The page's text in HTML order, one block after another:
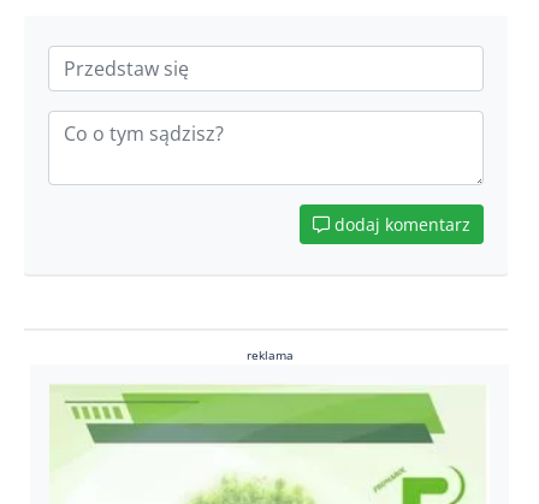
dodaj komentarz
reklama